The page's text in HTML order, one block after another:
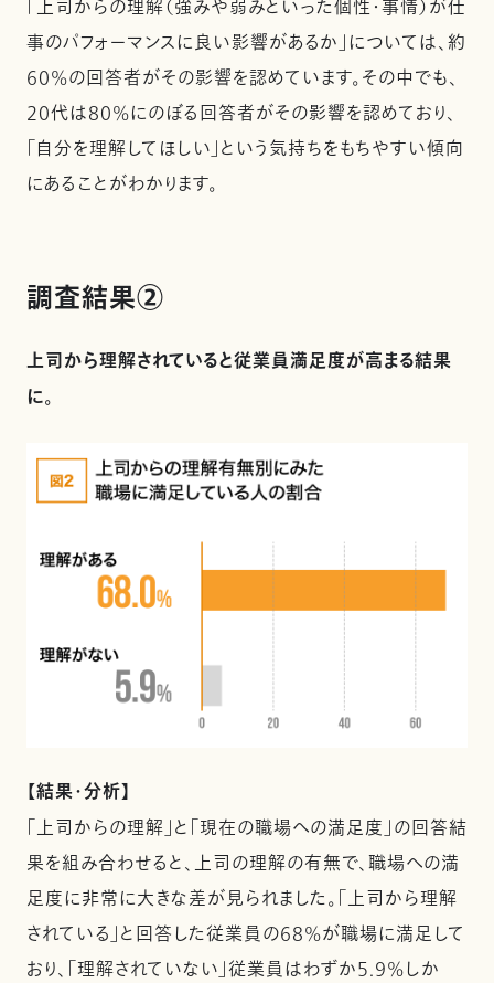
「上司からの理解（強みや弱みといった個性・事情）が仕
事のパフォーマンスに良い影響があるか」については、約
60%の回答者がその影響を認めています。その中でも、
20代は80%にのぼる回答者がその影響を認めており、
「自分を理解してほしい」という気持ちをもちやすい傾向
にあることがわかります。
調査結果②
上司から理解されていると従業員満足度が高まる結果
に。
【結果・分析】
「上司からの理解」と「現在の職場への満足度」の回答結
果を組み合わせると、上司の理解の有無で、職場への満
足度に非常に大きな差が見られました。「上司から理解
されている」と回答した従業員の68%が職場に満足して
おり、「理解されていない」従業員はわずか5.9%しか